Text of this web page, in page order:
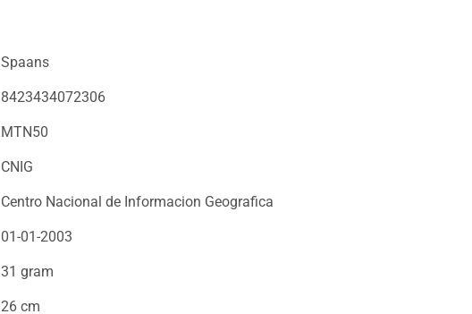
Spaans
8423434072306
MTN50
CNIG
Centro Nacional de Informacion Geografica
01-01-2003
31 gram
26 cm